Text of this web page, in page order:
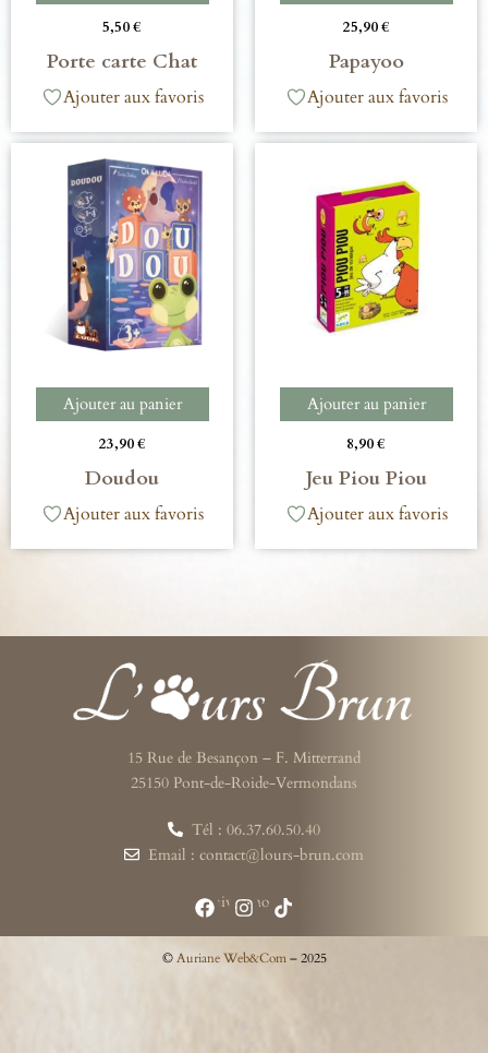
5,50€
Porte carte Chat
Ajouter aux favoris
25,90€
Papayoo
Ajouter aux favoris
Ajouter au panier
23,90€
Doudou
Ajouter aux favoris
Ajouter au panier
8,90€
Jeu Piou Piou
Ajouter aux favoris
15 Rue de Besançon – F. Mitterrand
25150 Pont-de-Roide-Vermondans
Tél : 06.37.60.50.40
Email : contact@lours-brun.com
Suivez-nous
©Auriane Web&Com– 2025